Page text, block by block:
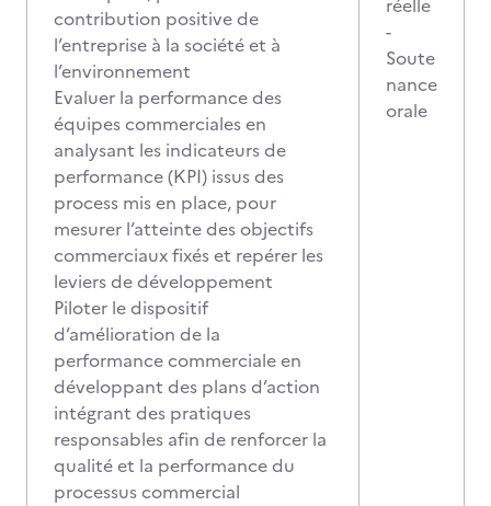
contribution positive de
l’entreprise à la société et à
l’environnement
Evaluer la performance des
équipes commerciales en
analysant les indicateurs de
performance (KPI) issus des
process mis en place, pour
mesurer l’atteinte des objectifs
commerciaux fixés et repérer les
leviers de développement
Piloter le dispositif
d’amélioration de la
performance commerciale en
développant des plans d’action
intégrant des pratiques
responsables afin de renforcer la
qualité et la performance du
processus commercial
réelle
-
Soute
nance
orale